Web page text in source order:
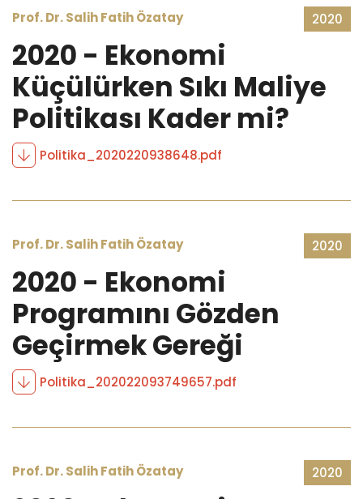
Prof. Dr. Salih Fatih Özatay 2020
2020 - Ekonomi
Küçülürken Sıkı Maliye
Politikası Kader mi?
Politika_2020220938648.pdf
Prof. Dr. Salih Fatih Özatay 2020
2020 - Ekonomi
Programını Gözden
Geçirmek Gereği
Politika_202022093749657.pdf
Prof. Dr. Salih Fatih Özatay 2020